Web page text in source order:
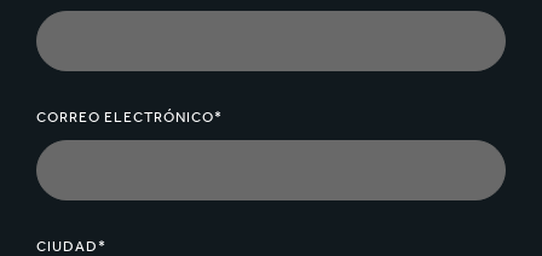
CORREO ELECTRÓNICO*
CIUDAD*